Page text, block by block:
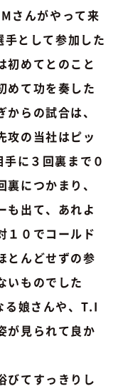
さんがやって来
として参加した
初めてとのこと
めて功を奏した
らの試合は、
攻の当社はピッ
に３回裏まで０
につかまり、
も出て、あれよ
１０でコールド
とんどせずの参
いものでした
る娘さんや、T.I
が見られて良か
びてすっきりし